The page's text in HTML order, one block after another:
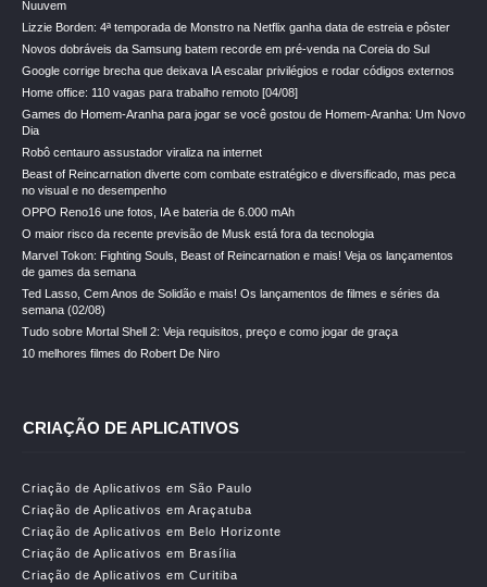
Nuuvem
Lizzie Borden: 4ª temporada de Monstro na Netflix ganha data de estreia e pôster
Novos dobráveis da Samsung batem recorde em pré-venda na Coreia do Sul
Google corrige brecha que deixava IA escalar privilégios e rodar códigos externos
Home office: 110 vagas para trabalho remoto [04/08]
Games do Homem-Aranha para jogar se você gostou de Homem-Aranha: Um Novo
Dia
Robô centauro assustador viraliza na internet
Beast of Reincarnation diverte com combate estratégico e diversificado, mas peca
no visual e no desempenho
OPPO Reno16 une fotos, IA e bateria de 6.000 mAh
O maior risco da recente previsão de Musk está fora da tecnologia
Marvel Tokon: Fighting Souls, Beast of Reincarnation e mais! Veja os lançamentos
de games da semana
Ted Lasso, Cem Anos de Solidão e mais! Os lançamentos de filmes e séries da
semana (02/08)
Tudo sobre Mortal Shell 2: Veja requisitos, preço e como jogar de graça
10 melhores filmes do Robert De Niro
CRIAÇÃO DE APLICATIVOS
Criação de Aplicativos em São Paulo
Criação de Aplicativos em Araçatuba
Criação de Aplicativos em Belo Horizonte
Criação de Aplicativos em Brasília
Criação de Aplicativos em Curitiba